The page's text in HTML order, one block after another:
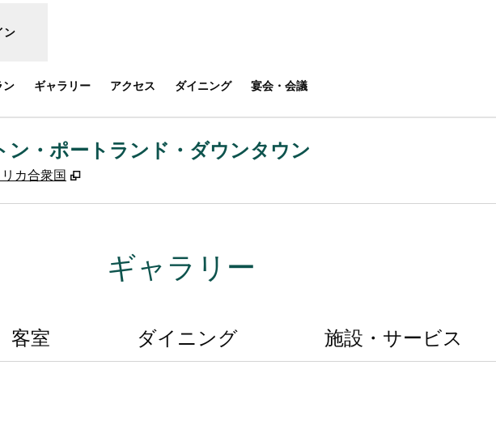
ン
ン ギャラリー アクセス ダイニング 宴会・会議
・ポートランド・ダウンタウン
カ合衆国 ,
ギャラリー
客室 ダイニング 施設・サービス